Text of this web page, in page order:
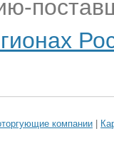
компании